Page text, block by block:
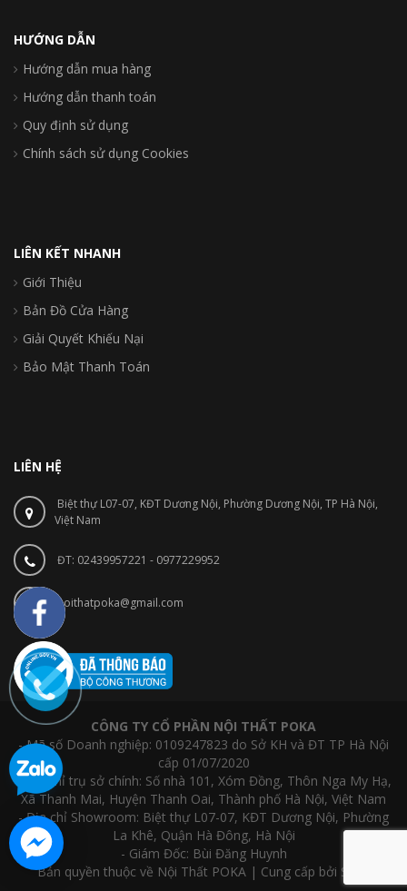
HƯỚNG DẪN
Hướng dẫn mua hàng
Hướng dẫn thanh toán
Quy định sử dụng
Chính sách sử dụng Cookies
LIÊN KẾT NHANH
Giới Thiệu
Bản Đồ Cửa Hàng
Giải Quyết Khiếu Nại
Bảo Mật Thanh Toán
LIÊN HỆ
Biệt thự L07-07, KĐT Dương Nội, Phường Dương Nội, TP Hà Nội,
Việt Nam
ĐT: 02439957221 - 0977229952
noithatpoka@gmail.com
CÔNG TY CỔ PHẦN NỘI THẤT POKA
- Mã số Doanh nghiệp: 0109247823 do Sở KH và ĐT TP Hà Nội
cấp 01/07/2020
- Địa chỉ trụ sở chính: Số nhà 101, Xóm Đồng, Thôn Nga My Hạ,
Xã Thanh Mai, Huyện Thanh Oai, Thành phố Hà Nội, Việt Nam
- Địa chỉ Showroom: Biệt thự L07-07, KĐT Dương Nội, Phường
La Khê, Quận Hà Đông, Hà Nội
- Giám Đốc: Bùi Đăng Huynh
Bản quyền thuộc về Nội Thất POKA | Cung cấp bởi Sapo